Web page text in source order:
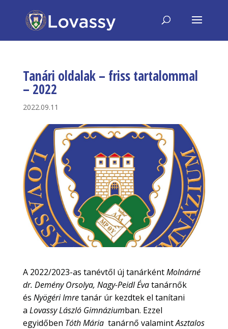
Tanári oldalak – friss tartalommal
– 2022
2022.09.11
A 2022/2023-as tanévtől új tanárkéntMolnárné
dr. Demény Orsolya, Nagy-Peidl Évatanárnők
és Nyögéri Imretanár úr kezdtek el tanítani
a Lovassy László Gimnáziumban. Ezzel
egyidőben Tóth Mária tanárnő valamintAsztalos